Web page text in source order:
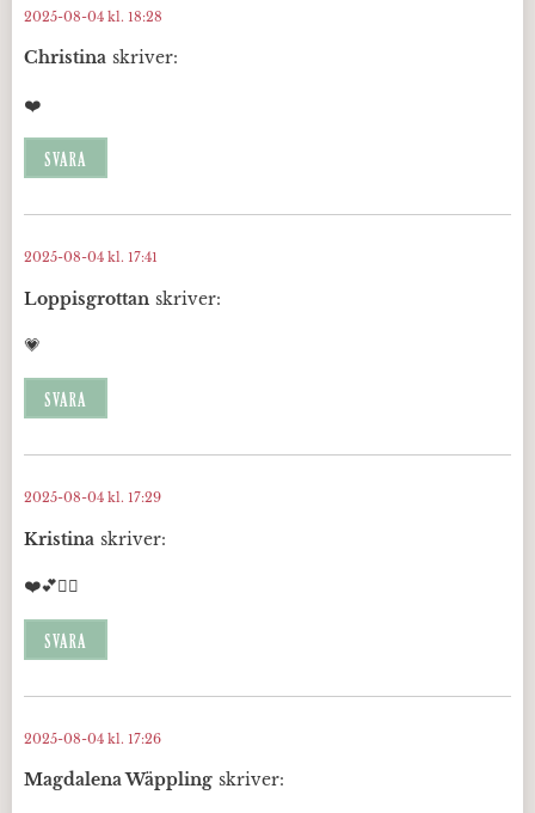
Christina skriver:
2025-08-04 kl. 18:28
❤️
SVARA
Loppisgrottan skriver:
2025-08-04 kl. 17:41
💗
SVARA
Kristina skriver:
2025-08-04 kl. 17:29
❤️💕🙋‍♀️
SVARA
Magdalena Wäppling skriver:
2025-08-04 kl. 17:26